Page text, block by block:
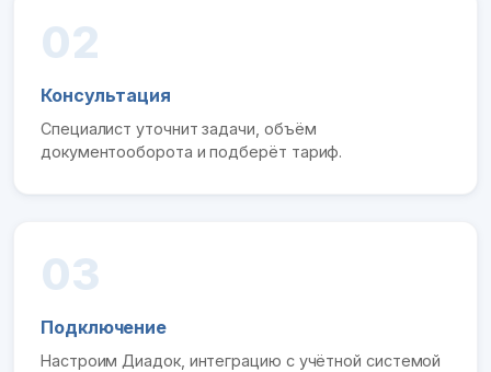
02
Консультация
Специалист уточнит задачи, объём
документооборота и подберёт тариф.
03
Подключение
Настроим Диадок, интеграцию с учётной системой